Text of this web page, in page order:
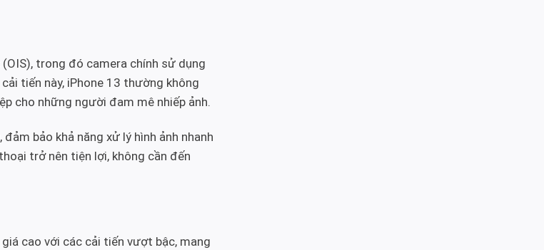
trong đó camera chính sử dụng
tiến này, iPhone 13 thường không
cho những người đam mê nhiếp ảnh.
bảo khả năng xử lý hình ảnh nhanh
trở nên tiện lợi, không cần đến
cao với các cải tiến vượt bậc, mang